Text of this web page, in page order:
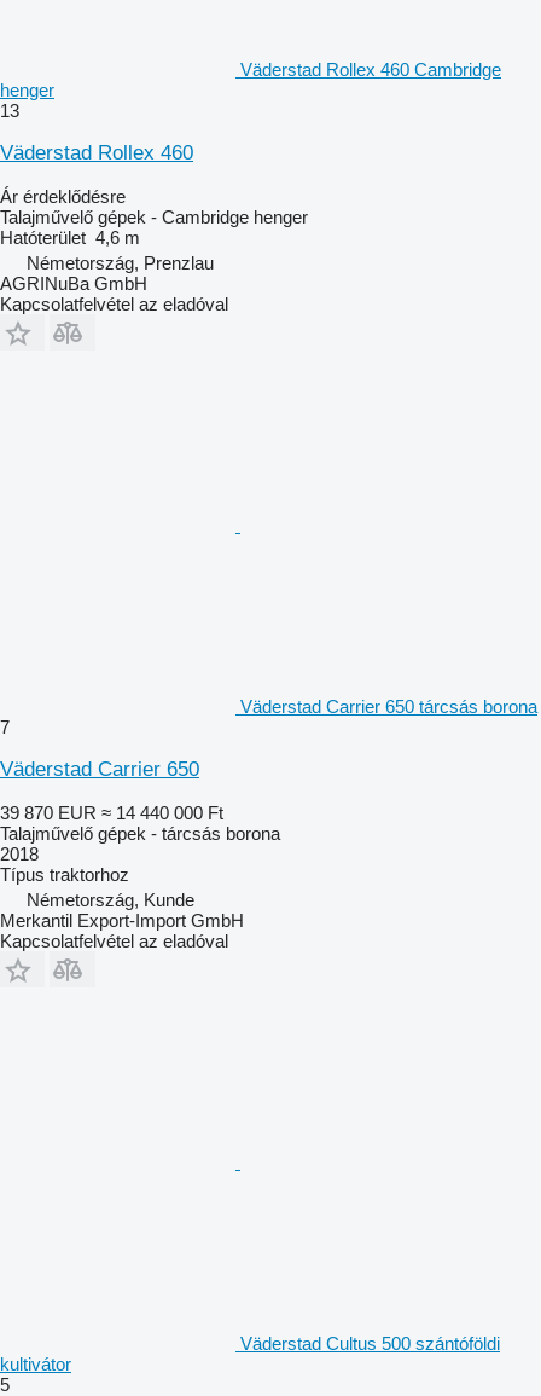
Väderstad Rollex 460 Cambridge
henger
13
Väderstad Rollex 460
Ár érdeklődésre
Talajművelő gépek - Cambridge henger
Hatóterület 4,6 m
Németország, Prenzlau
AGRINuBa GmbH
Kapcsolatfelvétel az eladóval
Väderstad Carrier 650 tárcsás borona
7
Väderstad Carrier 650
39 870 EUR ≈ 14 440 000 Ft
Talajművelő gépek - tárcsás borona
2018
Típus traktorhoz
Németország, Kunde
Merkantil Export-Import GmbH
Kapcsolatfelvétel az eladóval
Väderstad Cultus 500 szántóföldi
kultivátor
5